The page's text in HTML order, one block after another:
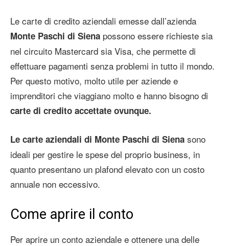
Le carte di credito aziendali emesse dall’azienda
Monte Paschi di Siena possono essere richieste sia
nel circuito Mastercard sia Visa, che permette di
effettuare pagamenti senza problemi in tutto il mondo.
Per questo motivo, molto utile per aziende e
imprenditori che viaggiano molto e hanno bisogno di
carte di credito accettate ovunque.
Le carte aziendali di Monte Paschi di Siena sono
ideali per gestire le spese del proprio business, in
quanto presentano un plafond elevato con un costo
annuale non eccessivo.
Come aprire il conto
Per aprire un conto aziendale e ottenere una delle